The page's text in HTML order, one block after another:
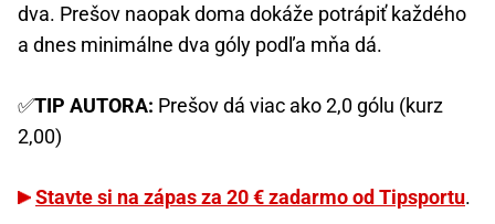
dva. Prešov naopak doma dokáže potrápiť každého
a dnes minimálne dva góly podľa mňa dá.
✅TIP AUTORA: Prešov dá viac ako 2,0 gólu (kurz
2,00)
Stavte si na zápas za 20 € zadarmo od Tipsportu.